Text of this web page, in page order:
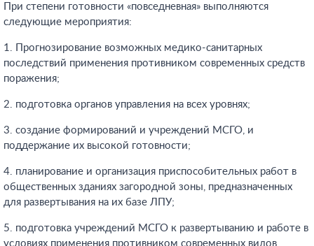
При степени готовности «повседневная» выполняются
следующие мероприятия:
1. Прогнозирование возможных медико-санитарных
последствий применения противником современных средств
поражения;
2. подготовка органов управления на всех уровнях;
3. создание формирований и учреждений МСГО, и
поддержание их высокой готовности;
4. планирование и организация приспособительных работ в
общественных зданиях загородной зоны, предназначенных
для развертывания на их базе ЛПУ;
5. подготовка учреждений МСГО к развертыванию и работе в
условиях применения противником современных видов